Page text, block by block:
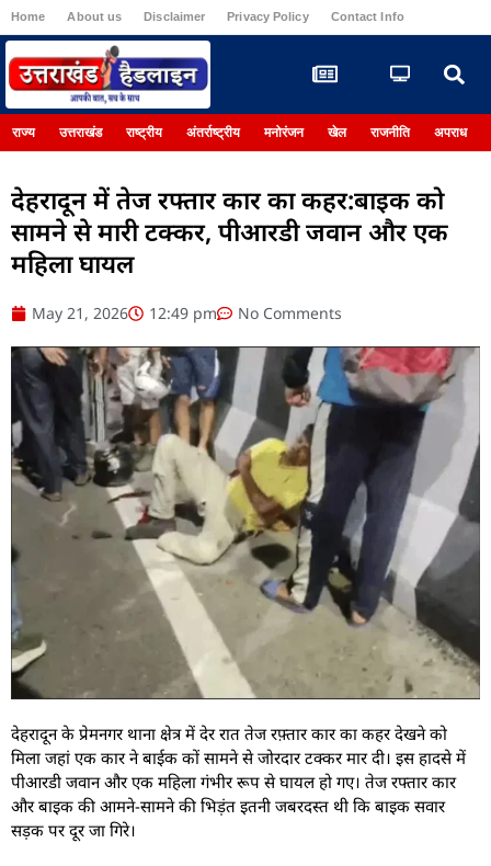
Home About us Disclaimer Privacy Policy Contact Info
राज्य उत्तराखंड राष्ट्रीय अंतर्राष्ट्रीय मनोरंजन खेल राजनीति अपराध
देहरादून में तेज रफ्तार कार का कहर:बाइक को
सामने से मारी टक्कर, पीआरडी जवान और एक
महिला घायल
May 21, 2026 12:49 pm No Comments
देहरादून के प्रेमनगर थाना क्षेत्र में देर रात तेज रफ़्तार कार का कहर देखने को
मिला जहां एक कार ने बाईक कों सामने से जोरदार टक्कर मार दी। इस हादसे में
पीआरडी जवान और एक महिला गंभीर रूप से घायल हो गए। तेज रफ्तार कार
और बाइक की आमने-सामने की भिड़ंत इतनी जबरदस्त थी कि बाइक सवार
सड़क पर दूर जा गिरे।